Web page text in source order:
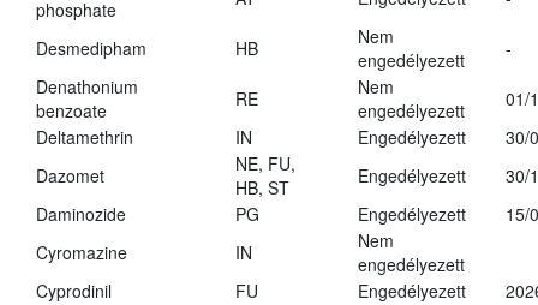
phosphate
Desmedipham HB
Nem
engedélyezett
-
Denathonium
benzoate
RE
Nem
engedélyezett
01/
Deltamethrin
IN Engedélyezett
30/
Dazomet
NE, FU,
HB, ST
Engedélyezett
30/
Daminozide
PG Engedélyezett
15/
Cyromazine
IN
Nem
engedélyezett
Cyprodinil
FU Engedélyezett